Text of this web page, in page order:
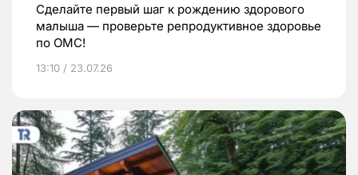
Сделайте первый шаг к рождению здорового
малыша — проверьте репродуктивное здоровье
по ОМС!
13:10 / 23.07.26